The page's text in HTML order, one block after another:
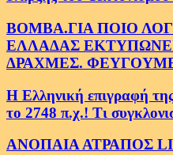
ΒΟΜΒΑ.ΓΙΑ ΠΟΙΟ
ΕΛΛΑΔΑΣ ΕΚΤΥΠΩΝΕΙ
ΔΡΑΧΜΕΣ.
Η Ελληνική επιγραφή
το 2748 π.χ.! Τι
ΑΝΟΠΑΙΑ ΑΤΡΑΠΟΣ